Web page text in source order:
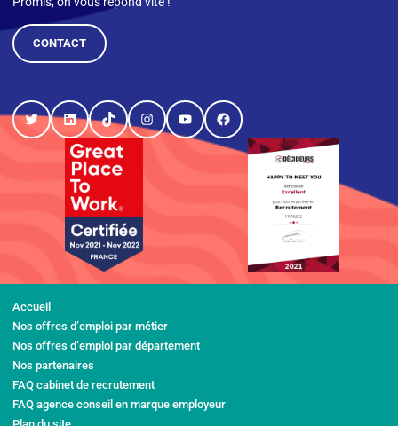
CONTACT
TwitterLinkedInTikTokInstagram
YouTubeFacebook
Accueil
Nos offres d’emploi par métier
Nos offres d’emploi par département
Nos partenaires
FAQ cabinet de recrutement
FAQ agence conseil en marque employeur